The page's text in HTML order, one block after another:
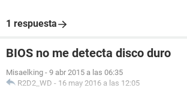
1 respuesta
BIOS no me detecta disco duro
Misaelking - 9 abr 2015 a las 06:35
R2D2_WD - 16 may 2016 a las 12:05